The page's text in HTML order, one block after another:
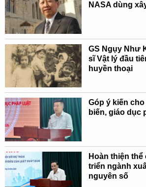
NASA dùng
GS Ngụy Như
sĩ Vật lý đầu
huyền thoại
Góp ý kiến
biến, giáo dục
Hoàn thiện
triển ngành
nguyên số